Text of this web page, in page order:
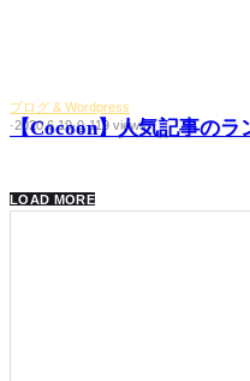
ブログ & Wordpress
·2020.6.19·0·119 views
【Cocoon】人気記事の
LOAD MORE